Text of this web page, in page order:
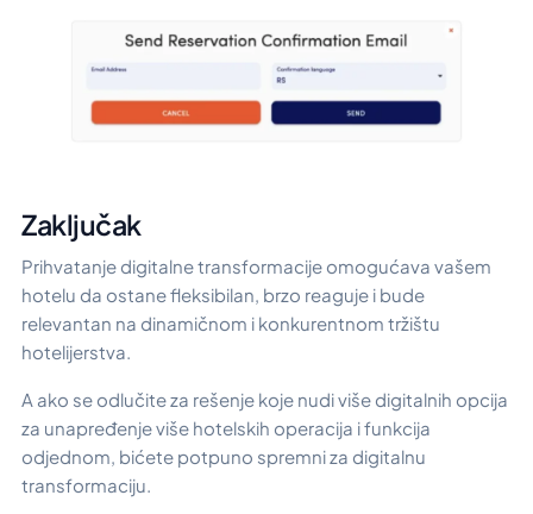
Zaključak
Prihvatanje digitalne transformacije omogućava vašem
hotelu da ostane fleksibilan, brzo reaguje i bude
relevantan na dinamičnom i konkurentnom tržištu
hotelijerstva.
A ako se odlučite za rešenje koje nudi više digitalnih opcija
za unapređenje više hotelskih operacija i funkcija
odjednom, bićete potpuno spremni za digitalnu
transformaciju.